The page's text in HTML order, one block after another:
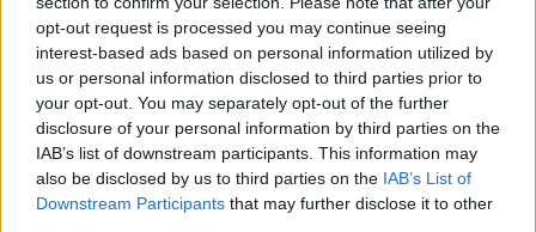
opt-out request is processed you may continue seeing
interest-based ads based on personal information utilized by
us or personal information disclosed to third parties prior to
your opt-out. You may separately opt-out of the further
disclosure of your personal information by third parties on the
IAB’s list of downstream participants. This information may
also be disclosed by us to third parties on the IAB’s List of
Downstream Participants that may further disclose it to other
Contratti irregolari Rosella Sensi
e la società deferiti
24/06/2012